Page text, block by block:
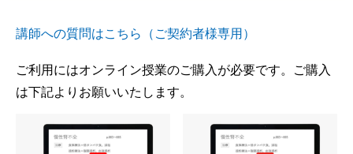
講師への質問はこちら（ご契約者様専用）
ご利用にはオンライン授業のご購入が必要です。ご購入
は下記よりお願いいたします。